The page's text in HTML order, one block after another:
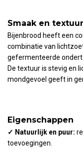
Smaak en textuur
Bijenbrood heeft een
combinatie van
gefermenteerde
De textuur is stevig en
mondgevoel geeft in
Eigenschappen
✓ Natuurlijk en puur:
toevoegingen.